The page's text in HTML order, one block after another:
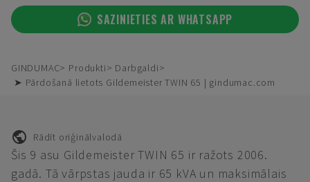
SAZINIETIES AR WHATSAPP
GINDUMAC Produkti
Darbgaldi
➤ Pārdošanā lietots Gildemeister TWIN 65 | gindumac.com
Rādīt oriģinālvalodā
Šis 9 asu Gildemeister TWIN 65 ir ražots 2006.
gadā. Tā vārpstas jauda ir 65 kVA un maksimālais